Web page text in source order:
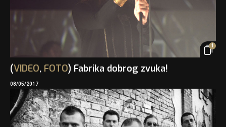
1
(VIDEO, FOTO) Fabrika dobrog zvuka!
08/05/2017